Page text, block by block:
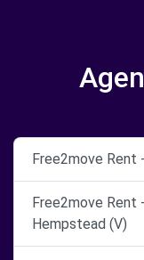
Free2move Rent
Free2move Rent
Hempstead (V)